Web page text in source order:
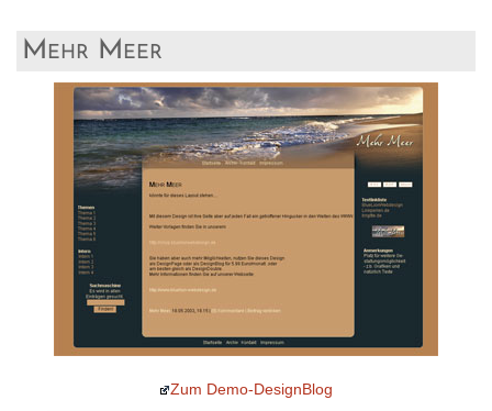
Mehr Meer
Zum Demo-DesignBlog